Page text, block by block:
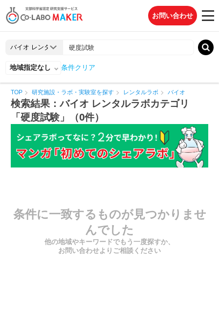
お問い合わせ
地域指定なし 条件クリア
TOP 研究施設・ラボ・実験室を探す レンタルラボ バイオ
検索結果：バイオ レンタルラボカテゴリ
「硬度試験」（0件）
条件に一致するものが見つかりませ
んでした
他の地域やキーワードでもう一度探すか、
お問い合わせよりご相談ください